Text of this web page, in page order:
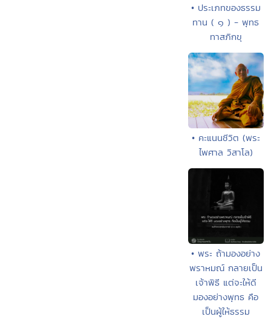
• ประเภทของธรรม
ทาน ( ๑ ) - พุทธ
ทาสภิกขุ
• คะแนนชีวิต (พระ
ไพศาล วิสาโล)
• พระ ถ้ามองอย่าง
พราหมณ์ กลายเป็น
เจ้าพิธี แต่จะให้ดี
มองอย่างพุทธ คือ
เป็นผู้ให้ธรรม